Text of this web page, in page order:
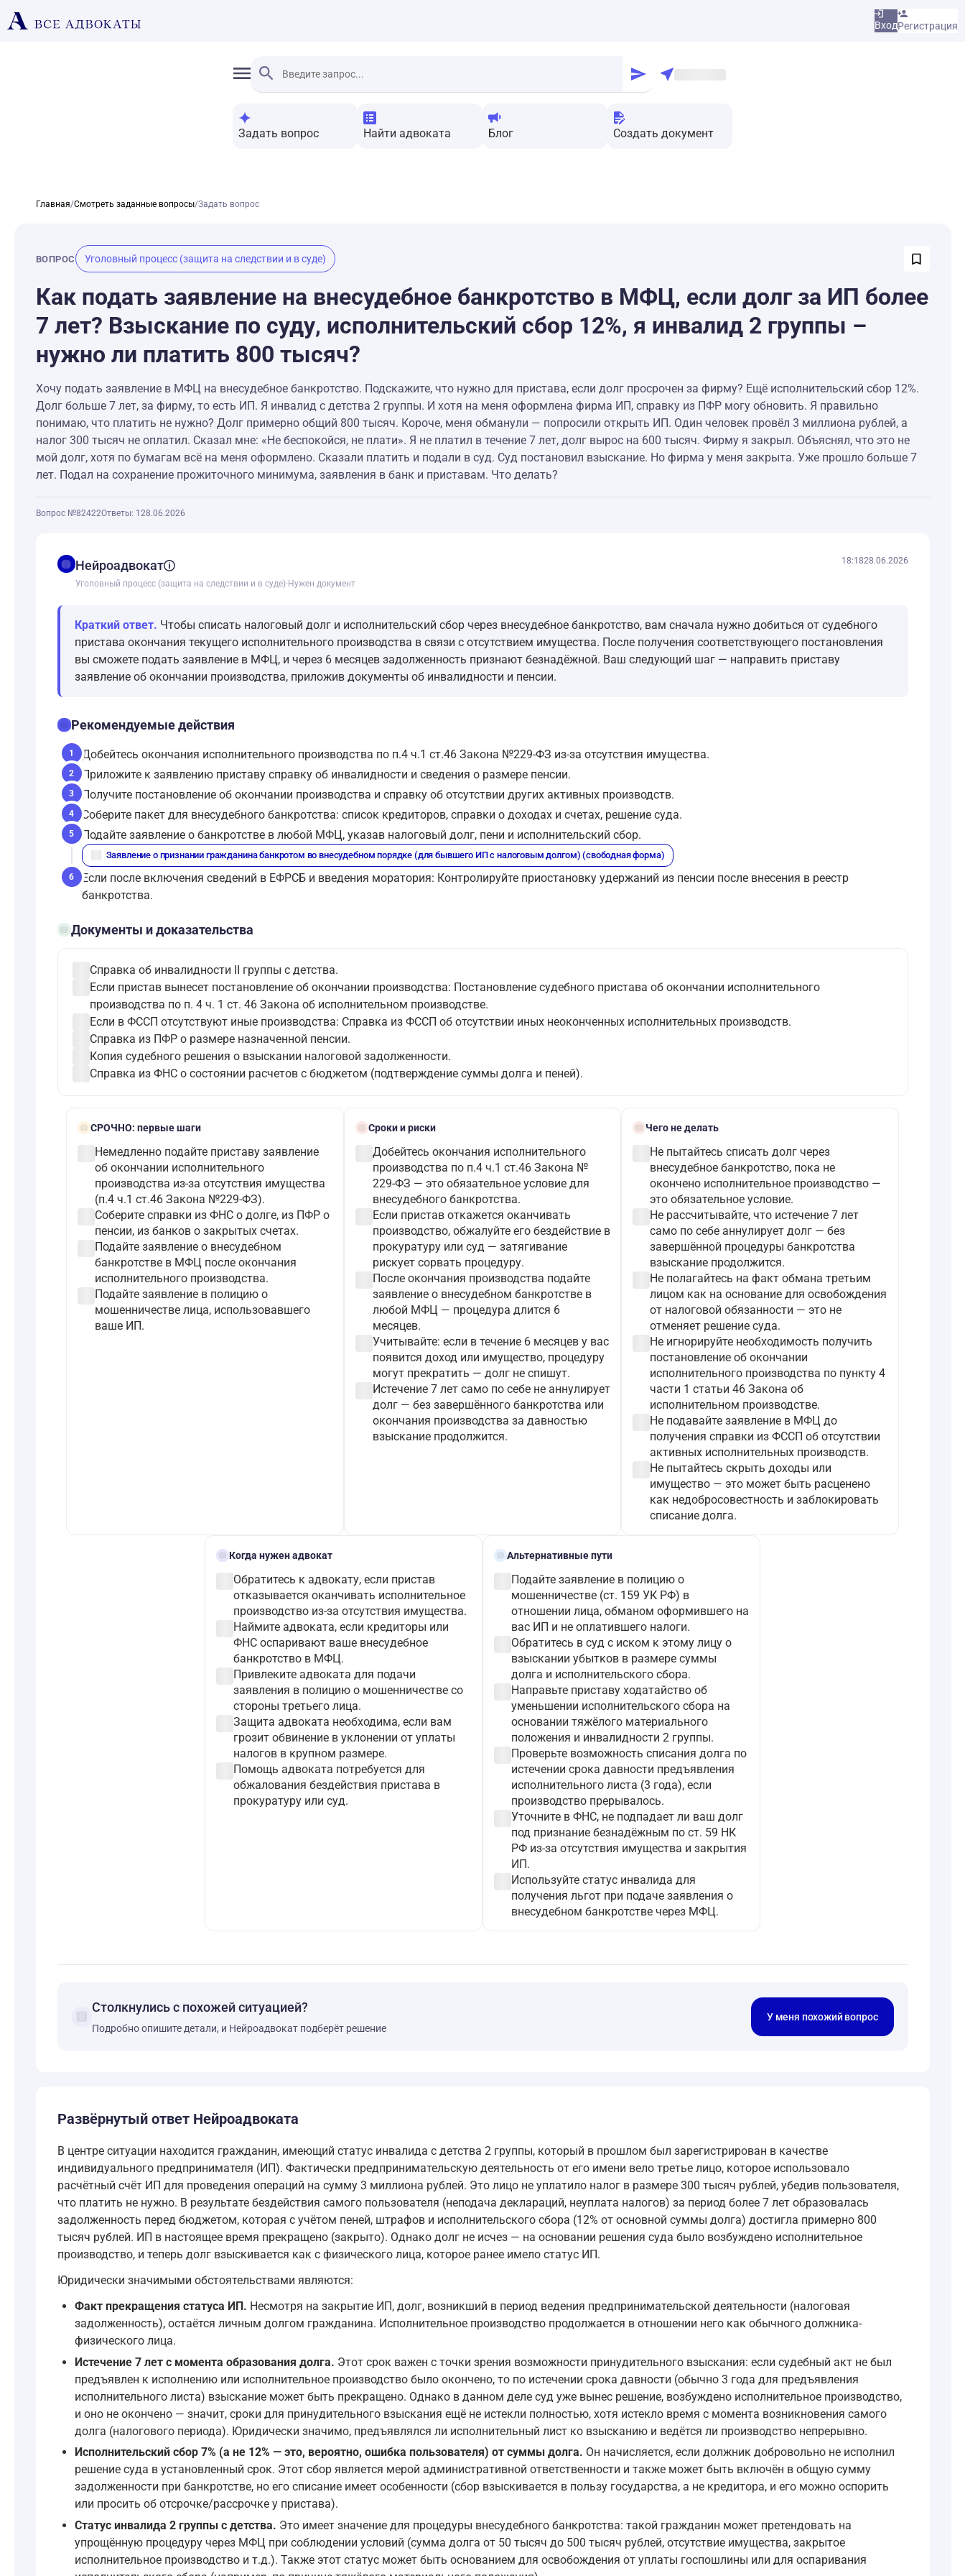
ВходРегистрация
Задать вопрос Найти адвоката Блог Создать документ
Главная/Смотреть заданные вопросы/Задать вопрос
ВОПРОС Уголовный процесс (защита на следствии и в суде)
Как подать заявление на внесудебное банкротство в МФЦ, если долг за ИП более
7 лет? Взыскание по суду, исполнительский сбор 12%, я инвалид 2 группы –
нужно ли платить 800 тысяч?
Хочу подать заявление в МФЦ на внесудебное банкротство. Подскажите, что нужно для пристава, если долг просрочен за фирму? Ещё исполнительский сбор 12%.
Долг больше 7 лет, за фирму, то есть ИП. Я инвалид с детства 2 группы. И хотя на меня оформлена фирма ИП, справку из ПФР могу обновить. Я правильно
понимаю, что платить не нужно? Долг примерно общий 800 тысяч. Короче, меня обманули — попросили открыть ИП. Один человек провёл 3 миллиона рублей, а
налог 300 тысяч не оплатил. Сказал мне: «Не беспокойся, не плати». Я не платил в течение 7 лет, долг вырос на 600 тысяч. Фирму я закрыл. Объяснял, что это не
мой долг, хотя по бумагам всё на меня оформлено. Сказали платить и подали в суд. Суд постановил взыскание. Но фирма у меня закрыта. Уже прошло больше 7
лет. Подал на сохранение прожиточного минимума, заявления в банк и приставам. Что делать?
Вопрос №82422Ответы: 1 28.06.2026
balanceНейроадвокат
Уголовный процесс (защита на следствии и в суде)· Нужен документ
18:1828.06.2026
Краткий ответ. Чтобы списать налоговый долг и исполнительский сбор через внесудебное банкротство, вам сначала нужно добиться от судебного
пристава окончания текущего исполнительного производства в связи с отсутствием имущества. После получения соответствующего постановления
вы сможете подать заявление в МФЦ, и через 6 месяцев задолженность признают безнадёжной. Ваш следующий шаг — направить приставу
заявление об окончании производства, приложив документы об инвалидности и пенсии.
checklistРекомендуемые действия
1 Добейтесь окончания исполнительного производства по п.4 ч.1 ст.46 Закона №229-ФЗ из-за отсутствия имущества.
2 Приложите к заявлению приставу справку об инвалидности и сведения о размере пенсии.
3 Получите постановление об окончании производства и справку об отсутствии других активных производств.
4 Соберите пакет для внесудебного банкротства: список кредиторов, справки о доходах и счетах, решение суда.
5
Подайте заявление о банкротстве в любой МФЦ, указав налоговый долг, пени и исполнительский сбор.
Заявление о признании гражданина банкротом во внесудебном порядке (для бывшего ИП с налоговым долгом) (свободная форма)
6
Если после включения сведений в ЕФРСБ и введения моратория: Контролируйте приостановку удержаний из пенсии после внесения в реестр
банкротства.
folder_openДокументы и доказательства
Справка об инвалидности II группы с детства.
Если пристав вынесет постановление об окончании производства: Постановление судебного пристава об окончании исполнительного
производства по п. 4 ч. 1 ст. 46 Закона об исполнительном производстве.
Если в ФССП отсутствуют иные производства: Справка из ФССП об отсутствии иных неоконченных исполнительных производств.
Справка из ПФР о размере назначенной пенсии.
Копия судебного решения о взыскании налоговой задолженности.
Справка из ФНС о состоянии расчетов с бюджетом (подтверждение суммы долга и пеней).
boltСРОЧНО: первые шаги
Немедленно подайте приставу заявление
об окончании исполнительного
производства из-за отсутствия имущества
(п.4 ч.1 ст.46 Закона №229-ФЗ).
Соберите справки из ФНС о долге, из ПФР о
пенсии, из банков о закрытых счетах.
Подайте заявление о внесудебном
банкротстве в МФЦ после окончания
исполнительного производства.
Подайте заявление в полицию о
мошенничестве лица, использовавшего
ваше ИП.
Сроки и риски
Добейтесь окончания исполнительного
производства по п.4 ч.1 ст.46 Закона №
229-ФЗ — это обязательное условие для
внесудебного банкротства.
Если пристав откажется оканчивать
производство, обжалуйте его бездействие в
прокуратуру или суд — затягивание
рискует сорвать процедуру.
После окончания производства подайте
заявление о внесудебном банкротстве в
любой МФЦ — процедура длится 6
месяцев.
Учитывайте: если в течение 6 месяцев у вас
появится доход или имущество, процедуру
могут прекратить — долг не спишут.
Истечение 7 лет само по себе не аннулирует
долг — без завершённого банкротства или
окончания производства за давностью
взыскание продолжится.
block Чего не делать
Не пытайтесь списать долг через
внесудебное банкротство, пока не
окончено исполнительное производство —
это обязательное условие.
Не рассчитывайте, что истечение 7 лет
само по себе аннулирует долг — без
завершённой процедуры банкротства
взыскание продолжится.
Не полагайтесь на факт обмана третьим
лицом как на основание для освобождения
от налоговой обязанности — это не
отменяет решение суда.
Не игнорируйте необходимость получить
постановление об окончании
исполнительного производства по пункту 4
части 1 статьи 46 Закона об
исполнительном производстве.
Не подавайте заявление в МФЦ до
получения справки из ФССП об отсутствии
активных исполнительных производств.
Не пытайтесь скрыть доходы или
имущество — это может быть расценено
как недобросовестность и заблокировать
списание долга.
gavelКогда нужен адвокат
Обратитесь к адвокату, если пристав
отказывается оканчивать исполнительное
производство из-за отсутствия имущества.
Наймите адвоката, если кредиторы или
ФНС оспаривают ваше внесудебное
банкротство в МФЦ.
Привлеките адвоката для подачи
заявления в полицию о мошенничестве со
стороны третьего лица.
check_circleЗащита адвоката необходима, если вам
грозит обвинение в уклонении от уплаты
налогов в крупном размере.
Помощь адвоката потребуется для
обжалования бездействия пристава в
прокуратуру или суд.
alt_routeАльтернативные пути
Подайте заявление в полицию о
мошенничестве (ст. 159 УК РФ) в
отношении лица, обманом оформившего на
вас ИП и не оплатившего налоги.
Обратитесь в суд с иском к этому лицу о
взыскании убытков в размере суммы
долга и исполнительского сбора.
Направьте приставу ходатайство об
уменьшении исполнительского сбора на
основании тяжёлого материального
положения и инвалидности 2 группы.
Проверьте возможность списания долга по
истечении срока давности предъявления
исполнительного листа (3 года), если
производство прерывалось.
Уточните в ФНС, не подпадает ли ваш долг
под признание безнадёжным по ст. 59 НК
РФ из-за отсутствия имущества и закрытия
ИП.
Используйте статус инвалида для
получения льгот при подаче заявления о
внесудебном банкротстве через МФЦ.
Столкнулись с похожей ситуацией?
Подробно опишите детали, и Нейроадвокат подберёт решение
У меня похожий вопрос
Развёрнутый ответ Нейроадвоката
В центре ситуации находится гражданин, имеющий статус инвалида с детства 2 группы, который в прошлом был зарегистрирован в качестве
индивидуального предпринимателя (ИП). Фактически предпринимательскую деятельность от его имени вело третье лицо, которое использовало
расчётный счёт ИП для проведения операций на сумму 3 миллиона рублей. Это лицо не уплатило налог в размере 300 тысяч рублей, убедив пользователя,
что платить не нужно. В результате бездействия самого пользователя (неподача деклараций, неуплата налогов) за период более 7 лет образовалась
задолженность перед бюджетом, которая с учётом пеней, штрафов и исполнительского сбора (12% от основной суммы долга) достигла примерно 800
тысяч рублей. ИП в настоящее время прекращено (закрыто). Однако долг не исчез — на основании решения суда было возбуждено исполнительное
производство, и теперь долг взыскивается как с физического лица, которое ранее имело статус ИП.
Юридически значимыми обстоятельствами являются:
Факт прекращения статуса ИП. Несмотря на закрытие ИП, долг, возникший в период ведения предпринимательской деятельности (налоговая
задолженность), остаётся личным долгом гражданина. Исполнительное производство продолжается в отношении него как обычного должника-
физического лица.
Истечение 7 лет с момента образования долга. Этот срок важен с точки зрения возможности принудительного взыскания: если судебный акт не был
предъявлен к исполнению или исполнительное производство было окончено, то по истечении срока давности (обычно 3 года для предъявления
исполнительного листа) взыскание может быть прекращено. Однако в данном деле суд уже вынес решение, возбуждено исполнительное производство,
и оно не окончено — значит, сроки для принудительного взыскания ещё не истекли полностью, хотя истекло время с момента возникновения самого
долга (налогового периода). Юридически значимо, предъявлялся ли исполнительный лист ко взысканию и ведётся ли производство непрерывно.
Исполнительский сбор 7% (а не 12% — это, вероятно, ошибка пользователя) от суммы долга. Он начисляется, если должник добровольно не исполнил
решение суда в установленный срок. Этот сбор является мерой административной ответственности и также может быть включён в общую сумму
задолженности при банкротстве, но его списание имеет особенности (сбор взыскивается в пользу государства, а не кредитора, и его можно оспорить
или просить об отсрочке/рассрочке у пристава).
Статус инвалида 2 группы с детства. Это имеет значение для процедуры внесудебного банкротства: такой гражданин может претендовать на
упрощённую процедуру через МФЦ при соблюдении условий (сумма долга от 50 тысяч до 500 тысяч рублей, отсутствие имущества, закрытое
исполнительное производство и т.д.). Также этот статус может быть основанием для освобождения от уплаты госпошлины или для оспаривания